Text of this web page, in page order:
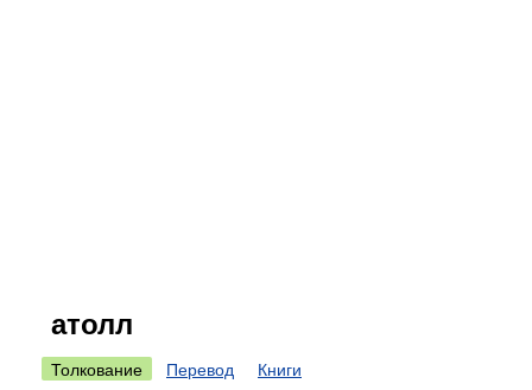
атолл
Толкование Перевод Книги